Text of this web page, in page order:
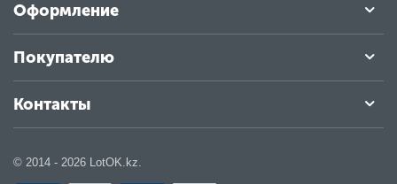
Оформление
Покупателю
Контакты
© 2014 - 2026 LotOK.kz.